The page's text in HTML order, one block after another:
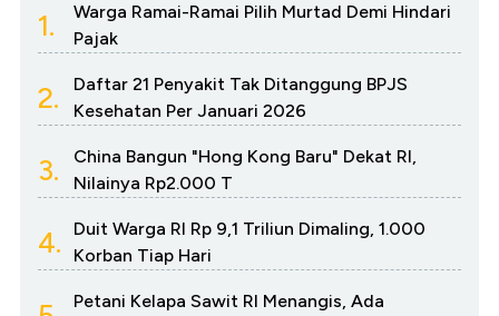
1.
Warga Ramai-Ramai Pilih Murtad Demi Hindari
Pajak
2.
Daftar 21 Penyakit Tak Ditanggung BPJS
Kesehatan Per Januari 2026
3.
China Bangun "Hong Kong Baru" Dekat RI,
Nilainya Rp2.000 T
4.
Duit Warga RI Rp 9,1 Triliun Dimaling, 1.000
Korban Tiap Hari
Petani Kelapa Sawit RI Menangis, Ada